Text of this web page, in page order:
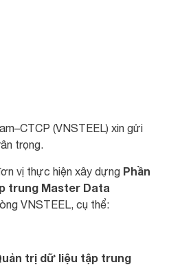
(VNSTEEL) xin gửi
trọng.
vị thực hiện xây dựng Phần
trung Master Data
VNSTEEL, cụ thể:
trị dữ liệu tập trung